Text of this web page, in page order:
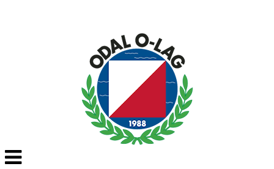
Veksle
navigasjon